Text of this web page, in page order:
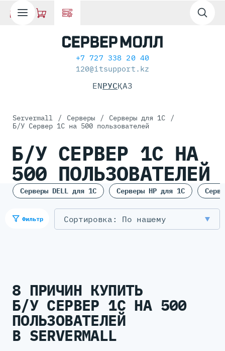
+7 727 338 20 40
120@itsupport.kz
ENРУСҚАЗ
Servermall / Серверы / Серверы для 1С
/
Б/У Сервер 1С на 500 пользователей
Б/У СЕРВЕР 1С НА
500 ПОЛЬЗОВАТЕЛЕЙ
Серверы DELL для 1С Серверы HP для 1С
Фильтр По нашему
8 ПРИЧИН КУПИТЬ
Б/У СЕРВЕР 1С НА 500
ПОЛЬЗОВАТЕЛЕЙ
В SERVERMALL